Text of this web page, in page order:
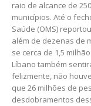
raio de alcance de
municípios. Até o
Saúde (OMS)
além de dezenas de
se cerca de 1,5
Líbano também
felizmente, não
que 26 milhões de
desdobramentos